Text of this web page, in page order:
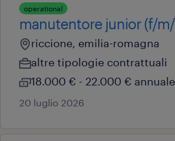
operational
manutentore junior (f/
riccione, emilia-romagna
altre tipologie contrattuali
18.000 € - 22.000 € annuale
20 luglio 2026